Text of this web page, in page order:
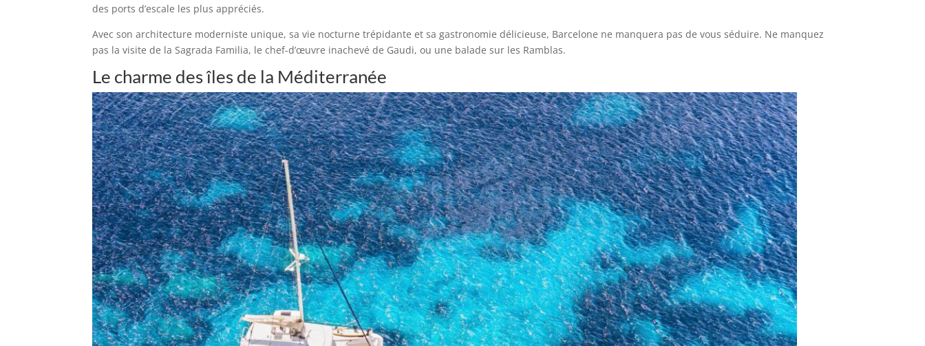
des ports d’escale les plus appréciés.
Avec son architecture moderniste unique, sa vie nocturne trépidante et sa gastronomie délicieuse, Barcelone ne manquera pas de vous séduire. Ne manquez
pas la visite de la Sagrada Familia, le chef-d’œuvre inachevé de Gaudi, ou une balade sur les Ramblas.
Le charme des îles de la Méditerranée